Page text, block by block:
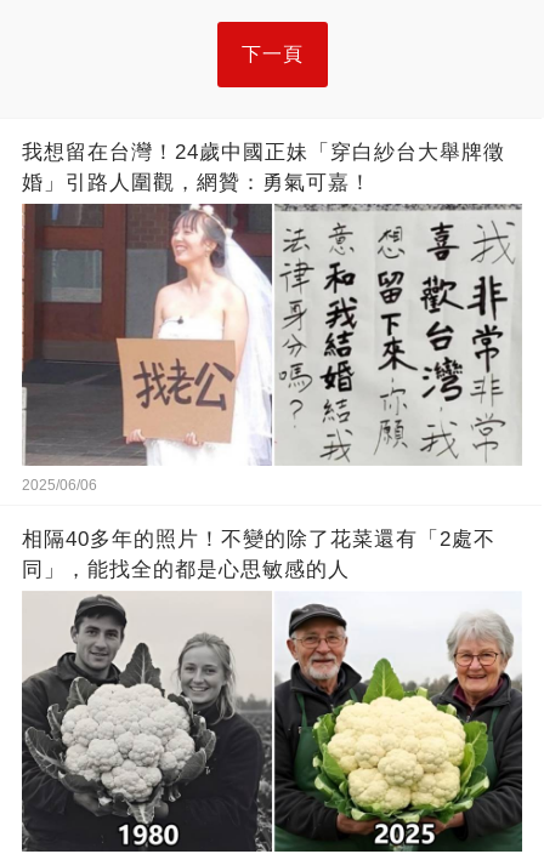
下一頁
我想留在台灣！24歲中國正妹「穿白紗台大舉牌徵
婚」引路人圍觀，網贊：勇氣可嘉！
2025/06/06
相隔40多年的照片！不變的除了花菜還有「2處不
同」，能找全的都是心思敏感的人